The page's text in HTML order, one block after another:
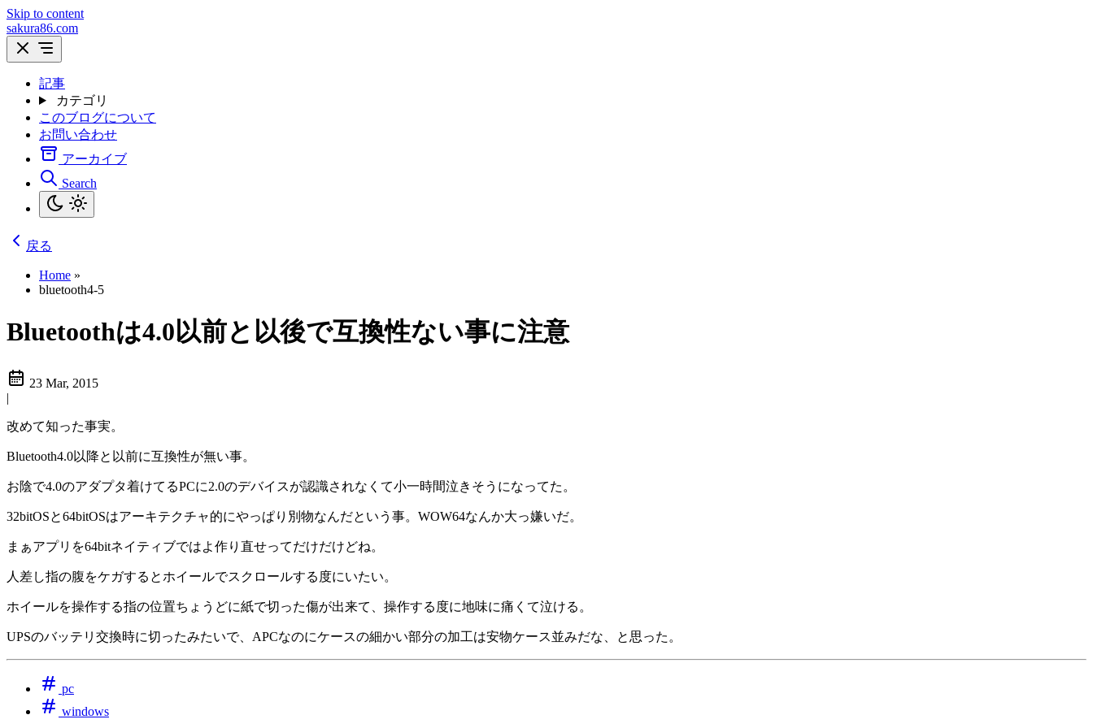
Skip to content
sakura86.com
記事
カテゴリ
このブログについて
お問い合わせ
アーカイブ
Search
戻る
Home »
bluetooth4-5
Bluetoothは4.0以前と以後で互換性ない事に注意
23 Mar, 2015
|
改めて知った事実。
Bluetooth4.0以降と以前に互換性が無い事。
お陰で4.0のアダプタ着けてるPCに2.0のデバイスが認識されなくて小一時間泣きそうになってた。
32bitOSと64bitOSはアーキテクチャ的にやっぱり別物なんだという事。WOW64なんか大っ嫌いだ。
まぁアプリを64bitネイティブではよ作り直せってだけだけどね。
人差し指の腹をケガするとホイールでスクロールする度にいたい。
ホイールを操作する指の位置ちょうどに紙で切った傷が出来て、操作する度に地味に痛くて泣ける。
UPSのバッテリ交換時に切ったみたいで、APCなのにケースの細かい部分の加工は安物ケース並みだな、と思った。
pc
windows